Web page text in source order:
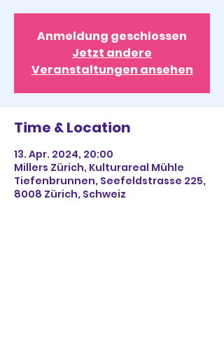
Anmeldung geschlossen
Jetzt andere
Veranstaltungen ansehen
Time & Location
13. Apr. 2024, 20:00
Millers Zürich, Kulturareal Mühle
Tiefenbrunnen, Seefeldstrasse 225,
8008 Zürich, Schweiz